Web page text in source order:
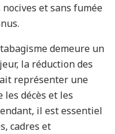
et sans fumée
demeure un
la réduction des
représenter une
décès et les
il est essentiel
cadres et